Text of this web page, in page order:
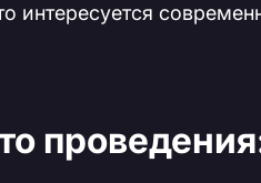
интересуется